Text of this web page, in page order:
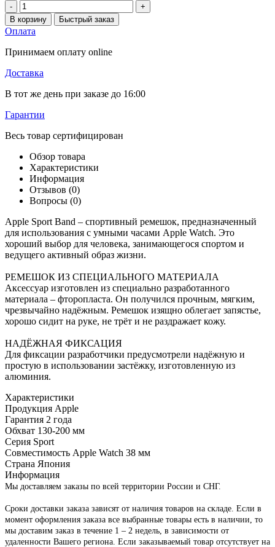
-
+
В корзину
Быстрый заказ
Оплата
Принимаем оплату online
Доставка
В тот же день при заказе до 16:00
Гарантии
Весь товар сертифицирован
Обзор товара
Характеристики
Информация
Отзывов (0)
Вопросы (0)
Apple Sport Band – спортивный ремешок, предназначенный
для использования с умными часами Apple Watch. Это
хороший выбор для человека, занимающегося спортом и
ведущего активный образ жизни.
РЕМЕШОК ИЗ СПЕЦИАЛЬНОГО МАТЕРИАЛА
Аксессуар изготовлен из специально разработанного
материала – фторопласта. Он получился прочным, мягким,
чрезвычайно надёжным. Ремешок изящно облегает запястье,
хорошо сидит на руке, не трёт и не раздражает кожу.
НАДЁЖНАЯ ФИКСАЦИЯ
Для фиксации разработчики предусмотрели надёжную и
простую в использовании застёжку, изготовленную из
алюминия.
Характеристики
Продукция Apple
Гарантия 2 года
Обхват 130-200 мм
Серия Sport
Совместимость Apple Watch 38 мм
Страна Япония
Информация
Мы доставляем заказы по всей территории России и СНГ.
Сроки доставки заказа зависят от наличия товаров на складе. Если в
момент оформления заказа все выбранные товары есть в наличии, то
мы доставим заказ в течение 1 – 2 недель, в зависимости от
удаленности Вашего региона. Если заказываемый товар отсутствует на